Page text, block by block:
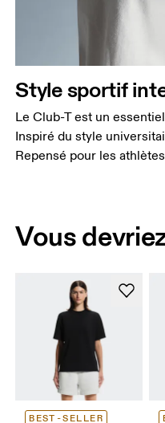
Style sportif
Le Club-T est un
Inspiré du style
Repensé pour les athlètes
Vous
BEST-SELLER